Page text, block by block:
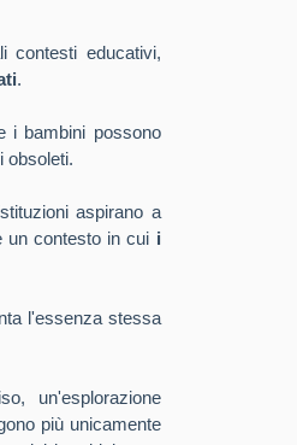
contesti educativi,
.
i bambini possono
obsoleti.
aspirano a
un contesto in cui i
l'essenza stessa
un'esplorazione
più unicamente